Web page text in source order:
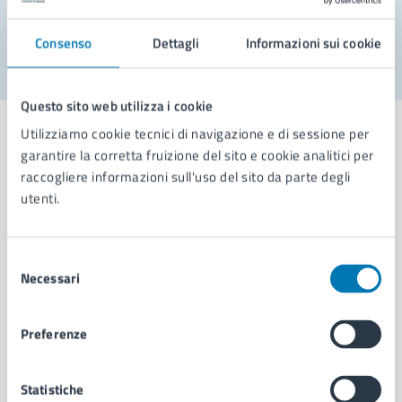
Consenso Dettagli Informazioni sui cookie
Questo sito web utilizza i cookie
Utilizziamo cookie tecnici di navigazione e di sessione per
garantire la corretta fruizione del sito e cookie analitici per
raccogliere informazioni sull'uso del sito da parte degli
utenti.
delNecessari
Preferenze
Statistiche
Aree amministrative
Municipalità
Uffici
Politici